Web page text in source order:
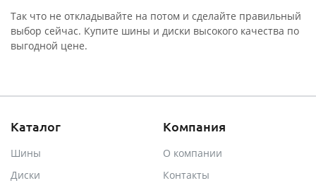
Так что не откладывайте на потом и сделайте правильный
выбор сейчас. Купите шины и диски высокого качества по
выгодной цене.
Каталог
Шины
Диски
Компания
О компании
Контакты